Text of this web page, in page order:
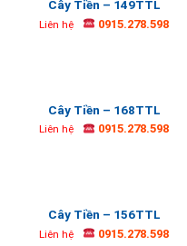
Cây Tiền – 149TTL
Liên hệ 0915.278.598
Cây Tiền – 168TTL
Liên hệ 0915.278.598
Cây Tiền – 156TTL
Liên hệ 0915.278.598